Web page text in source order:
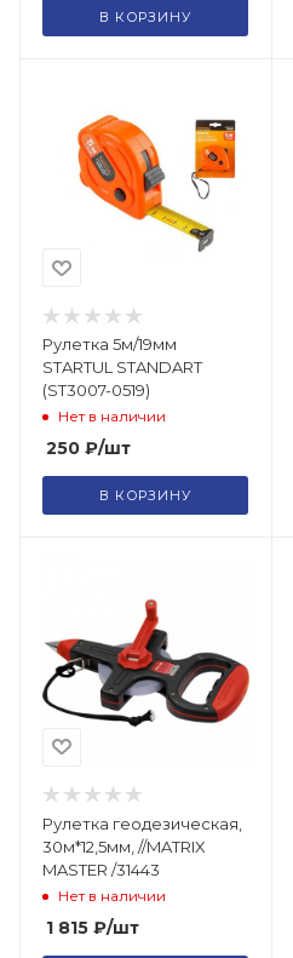
В КОРЗИНУ
Рулетка 5м/19мм
STARTUL STANDART
(ST3007-0519)
Нет в наличии
250 ₽/шт
В КОРЗИНУ
Рулетка геодезическая,
30м*12,5мм, //MATRIX
MASTER /31443
Нет в наличии
1 815 ₽/шт